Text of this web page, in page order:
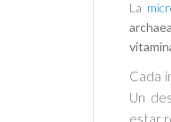
La
Cada
Un
estar